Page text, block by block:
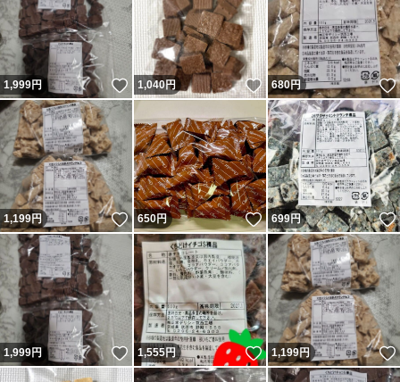
1,999円 いいね！
1,040円 いいね！
680円
1,199円 いいね！
650円 いいね！
699円
1,999円 いいね！
1,555円 いいね！
1,199円